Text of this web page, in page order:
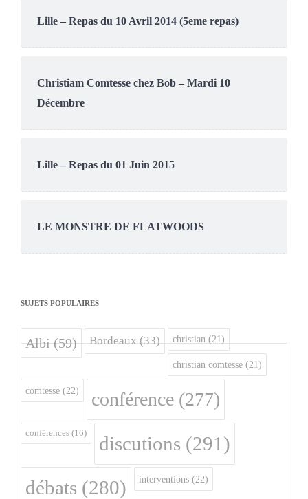
Lille – Repas du 10 Avril 2014 (5eme repas)
Christiam Comtesse chez Bob – Mardi 10
Décembre
Lille – Repas du 01 Juin 2015
LE MONSTRE DE FLATWOODS
SUJETS POPULAIRES
Albi(59) Bordeaux(33) christian (21)
christian comtesse (21)
comtesse (22) conférence (277)
conférences (16) discutions (291)
débats (280) interventions (22)